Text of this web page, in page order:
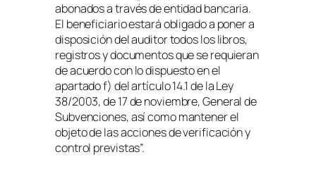
abonados a través de entidad bancaria.
El beneficiario estará obligado a poner a
disposición del auditor todos los libros,
registros y documentos que se requieran
de acuerdo con lo dispuesto en el
apartado f) del artículo 14.1 de la Ley
38/2003, de 17 de noviembre, General de
Subvenciones, así como mantener el
objeto de las acciones de verificación y
control previstas”.